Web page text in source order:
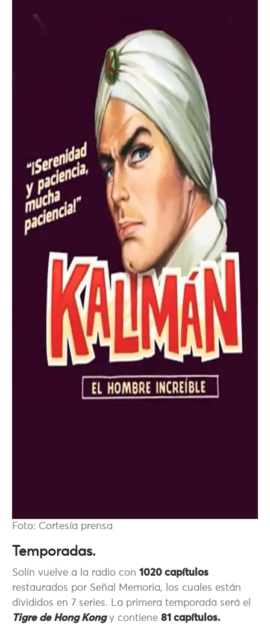
Foto: Cortesía prensa
Temporadas.
Solín vuelve a la radio con 1020 capítulos
restaurados por Señal Memoria, los cuales están
divididos en 7 series. La primera temporada será el
Tigre de Hong Kongy contiene 81 capítulos.